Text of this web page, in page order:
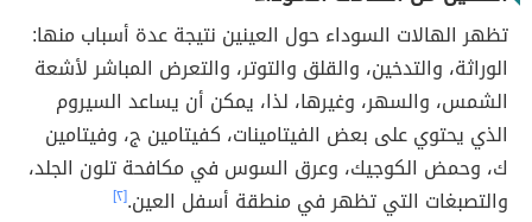
تظهر الهالات السوداء حول العينين نتيجة عدة أسباب منها:
الوراثة، والتدخين، والقلق والتوتر، والتعرض المباشر لأشعة
الشمس، والسهر، وغيرها، لذا، يمكن أن يساعد السيروم
الذي يحتوي على بعض الفيتامينات، كفيتامين ج، وفيتامين
ك، وحمض الكوجيك، وعرق السوس في مكافحة تلون الجلد،
والتصبغات التي تظهر في منطقة أسفل العين.[٢]